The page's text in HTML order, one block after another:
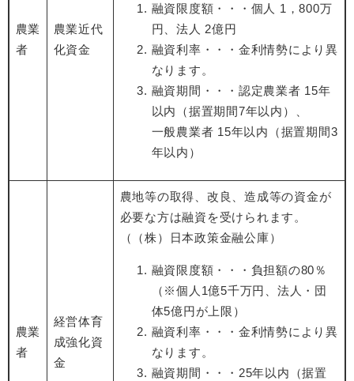
農業
者
農業近代
化資金
融資限度額・・・個人 1，800万
円、法人 2億円
融資利率・・・金利情勢により異
なります。
融資期間・・・認定農業者 15年
以内（据置期間7年以内）、
一般農業者 15年以内（据置期間3
年以内）
農業
者
経営体育
成強化資
金
農地等の取得、改良、造成等の資金が
必要な方は融資を受けられます。
（（株）日本政策金融公庫）
融資限度額・・・負担額の80％
（※個人1億5千万円、法人・団
体5億円が上限）
融資利率・・・金利情勢により異
なります。
融資期間・・・25年以内（据置